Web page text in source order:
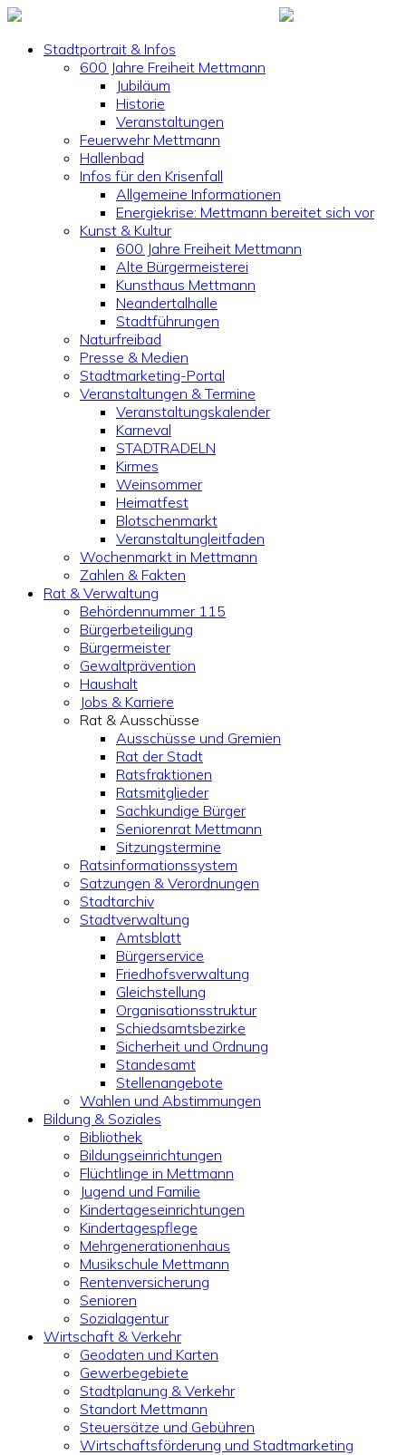
Stadtportrait & Infos
600 Jahre Freiheit Mettmann
Jubiläum
Historie
Veranstaltungen
Feuerwehr Mettmann
Hallenbad
Infos für den Krisenfall
Allgemeine Informationen
Energiekrise: Mettmann bereitet sich vor
Kunst & Kultur
600 Jahre Freiheit Mettmann
Alte Bürgermeisterei
Kunsthaus Mettmann
Neandertalhalle
Stadtführungen
Naturfreibad
Presse & Medien
Stadtmarketing-Portal
Veranstaltungen & Termine
Veranstaltungskalender
Karneval
STADTRADELN
Kirmes
Weinsommer
Heimatfest
Blotschenmarkt
Veranstaltungleitfaden
Wochenmarkt in Mettmann
Zahlen & Fakten
Rat & Verwaltung
Behördennummer 115
Bürgerbeteiligung
Bürgermeister
Gewaltprävention
Haushalt
Jobs & Karriere
Rat & Ausschüsse
Ausschüsse und Gremien
Rat der Stadt
Ratsfraktionen
Ratsmitglieder
Sachkundige Bürger
Seniorenrat Mettmann
Sitzungstermine
Ratsinformationssystem
Satzungen & Verordnungen
Stadtarchiv
Stadtverwaltung
Amtsblatt
Bürgerservice
Friedhofsverwaltung
Gleichstellung
Organisationsstruktur
Schiedsamtsbezirke
Sicherheit und Ordnung
Standesamt
Stellenangebote
Wahlen und Abstimmungen
Bildung & Soziales
Bibliothek
Bildungseinrichtungen
Flüchtlinge in Mettmann
Jugend und Familie
Kindertageseinrichtungen
Kindertagespflege
Mehrgenerationenhaus
Musikschule Mettmann
Rentenversicherung
Senioren
Sozialagentur
Wirtschaft & Verkehr
Geodaten und Karten
Gewerbegebiete
Stadtplanung & Verkehr
Standort Mettmann
Steuersätze und Gebühren
Wirtschaftsförderung und Stadtmarketing